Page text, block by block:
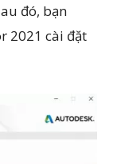
đó, bạn
2021 cài đặt